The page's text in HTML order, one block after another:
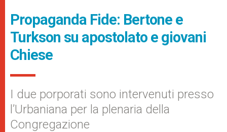
Propaganda Fide: Bertone e
Turkson su apostolato e giovani
Chiese
I due porporati sono intervenuti presso
l’Urbaniana per la plenaria della
Congregazione